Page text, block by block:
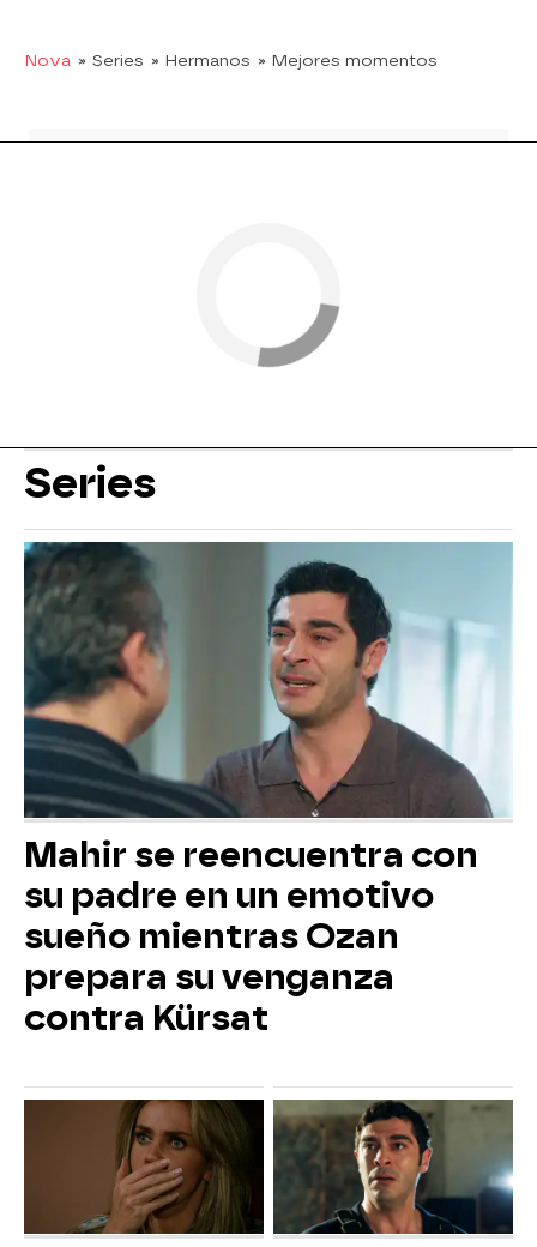
Nova » Series » Hermanos » Mejores momentos
Series
Mahir se reencuentra con
su padre en un emotivo
sueño mientras Ozan
prepara su venganza
contra Kürsat